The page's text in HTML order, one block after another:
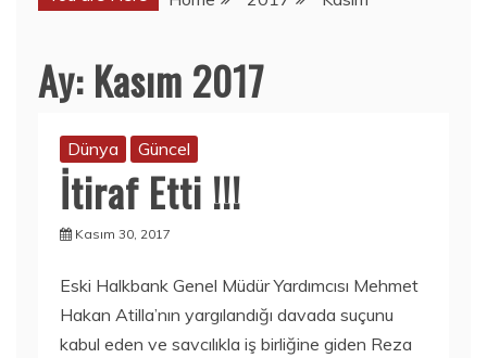
Ay: Kasım 2017
Dünya Güncel
İtiraf Etti !!!
Kasım 30, 2017
Eski Halkbank Genel Müdür Yardımcısı Mehmet
Hakan Atilla’nın yargılandığı davada suçunu
kabul eden ve savcılıkla iş birliğine giden Reza